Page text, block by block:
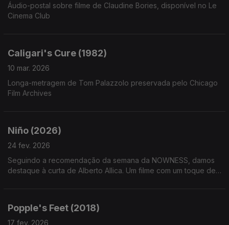
Áudio-postal sobre filme de Claudine Bories, disponível no Le
Cinema Club
Caligari's Cure (1982)
10 mar. 2026
Longa-metragem de Tom Palazzolo preservada pelo Chicago
Film Archives
Niño (2026)
24 fev. 2026
Seguindo a recomendação da semana da NOWNESS, damos
destaque à curta de Alberto Allica. Um filme com um toque de
Popple's Feet (2018)
17 fev. 2026